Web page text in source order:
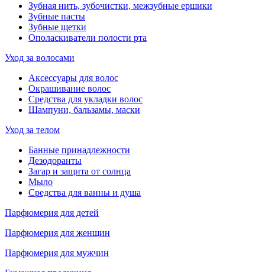
Зубная нить, зубочистки, межзубные ершики
Зубные пасты
Зубные щетки
Ополаскиватели полости рта
Уход за волосами
Аксессуары для волос
Окрашивание волос
Средства для укладки волос
Шампуни, бальзамы, маски
Уход за телом
Банные принадлежности
Дезодоранты
Загар и защита от солнца
Мыло
Средства для ванны и душа
Парфюмерия для детей
Парфюмерия для женщин
Парфюмерия для мужчин